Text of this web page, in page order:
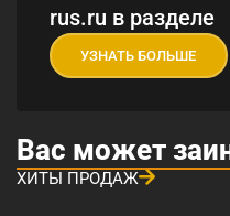
rus.ru в разделе
УЗНАТЬ БОЛЬШЕ
Вас может
ХИТЫ ПРОДАЖ